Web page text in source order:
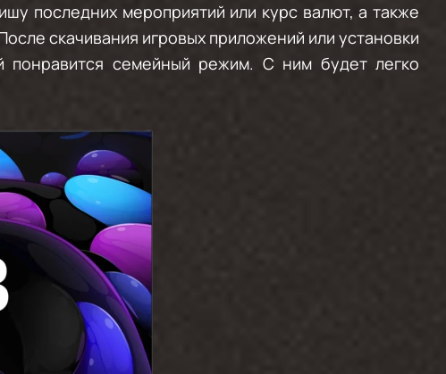
последних мероприятий или курс валют, а также
скачивания игровых приложений или установки
понравится семейный режим. С ним будет легко